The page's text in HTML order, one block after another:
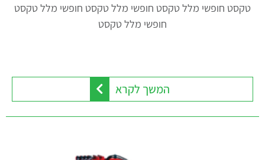
טקסט חופשי מלל טקסט חופשי מלל טקסט חופשי מלל טקסט
חופשי מלל טקסט
המשך לקרא